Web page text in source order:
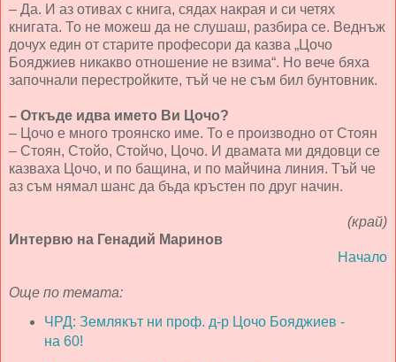
– Да. И аз отивах с книга, сядах накрая и си четях
книгата. То не можеш да не слушаш, разбира се. Веднъж
дочух един от старите професори да казва „Цочо
Бояджиев никакво отношение не взима“. Но вече бяха
започнали перестройките, тъй че не съм бил бунтовник.
– Откъде идва името Ви Цочо?
– Цочо е много троянско име. То е производно от Стоян
– Стоян, Стойо, Стойчо, Цочо. И двамата ми дядовци се
казваха Цочо, и по бащина, и по майчина линия. Тъй че
аз съм нямал шанс да бъда кръстен по друг начин.
(край)
Интервю на Генадий Маринов
Начало
Още по темата:
ЧРД: Землякът ни проф. д-р Цочо Бояджиев -
на 60!